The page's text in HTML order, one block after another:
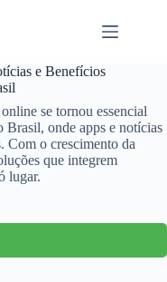
e Benefícios
se tornou essencial
Brasil, onde apps e notícias
Com o crescimento da
que integrem
lugar.